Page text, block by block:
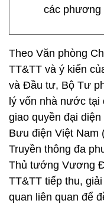
các phương
Theo Văn phòng
TT&TT và ý kiến
và Đầu tư, Bộ Tư
lý vốn nhà nước tại
giao quyền đại
Bưu điện Việt Nam
Truyền thông đa
Thủ tướng Vương
TT&TT tiếp thu,
quan liên quan để